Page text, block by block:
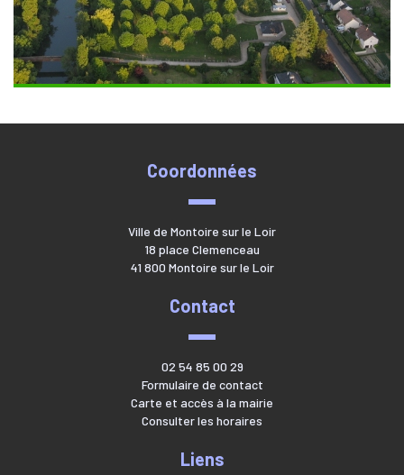
Coordonnées
Ville de Montoire sur le Loir
18 place Clemenceau
41 800 Montoire sur le Loir
Contact
02 54 85 00 29
Formulaire de contact
Carte et accès à la mairie
Consulter les horaires
Liens